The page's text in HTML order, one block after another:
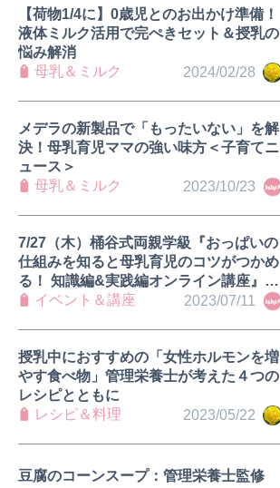
2024/02/28
【荷物1/4に】0歳児とのお出かけ準備！
液体ミルク活用で完ぺきセット＆授乳の
悩み解消
母乳＆ミルク
2023/10/23
メデラの新製品で「もったいない」を解
決！母乳育児ママの強い味方＜子育てニ
ュース＞
母乳＆ミルク
2023/07/11
7/27（木）桶谷式両親学級『おっぱいの
仕組みを知ると母乳育児のコツがつかめ
る！ 知識編&実践編オンライン講座』オ
ンラインで無料開催！
イベント＆講座
2023/05/22
授乳中におすすめの「女性ホルモンを増
やす食べ物」管理栄養士が考えた４つの
レシピとともに
レシピ＆料理
豆腐のコーンスープ：管理栄養士監修